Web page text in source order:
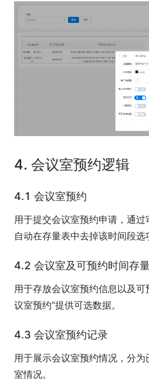
4. 会议室预约逻辑
4.1 会议室预约
用于提交会议室预约申请，通
自动在存量表中去掉该时间段选
4.2 会议室及可预约时间存
用于存放会议室预约信息以及可
议室预约”提供可选数据。
4.3 会议室预约记录
用于展示会议室预约情况，分
室情况。